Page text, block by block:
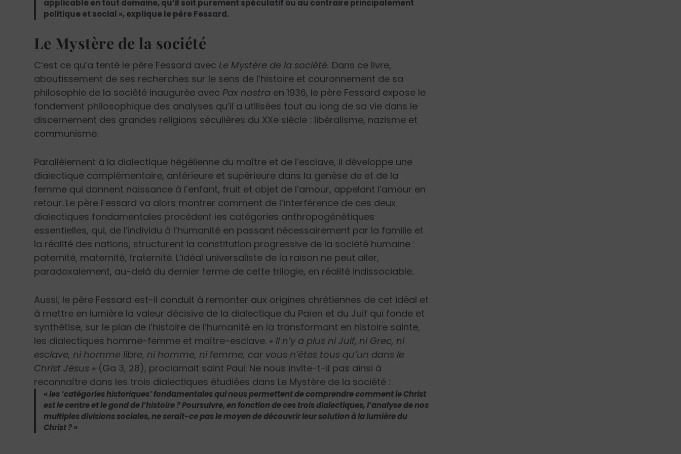
applicable en tout domaine, qu’il soit purement spéculatif ou au contraire principalement
politique et social », explique le père Fessard.
Le Mystère de la société
C’est ce qu’a tenté le père Fessard avec Le Mystère de la société. Dans ce livre,
aboutissement de ses recherches sur le sens de l’histoire et couronnement de sa
philosophie de la société inaugurée avec Pax nostra en 1936, le père Fessard expose le
fondement philosophique des analyses qu’il a utilisées tout au long de sa vie dans le
discernement des grandes religions séculières du XXe siècle : libéralisme, nazisme et
communisme.
Parallèlement à la dialectique hégélienne du maître et de l’esclave, il développe une
dialectique complémentaire, antérieure et supérieure dans la genèse de et de la
femme qui donnent naissance à l’enfant, fruit et objet de l’amour, appelant l’amour en
retour. Le père Fessard va alors montrer comment de l’interférence de ces deux
dialectiques fondamentales procèdent les catégories anthropogénétiques
essentielles, qui, de l’individu à l’humanité en passant nécessairement par la famille et
la réalité des nations, structurent la constitution progressive de la société humaine :
paternité, maternité, fraternité. L’idéal universaliste de la raison ne peut aller,
paradoxalement, au-delà du dernier terme de cette trilogie, en réalité indissociable.
Aussi, le père Fessard est-il conduit à remonter aux origines chrétiennes de cet idéal et
à mettre en lumière la valeur décisive de la dialectique du Païen et du Juif qui fonde et
synthétise, sur le plan de l’histoire de l’humanité en la transformant en histoire sainte,
les dialectiques homme-femme et maître-esclave. « Il n’y a plus ni Juif, ni Grec, ni
esclave, ni homme libre, ni homme, ni femme, car vous n’êtes tous qu’un dans le
Christ Jésus » (Ga 3, 28), proclamait saint Paul. Ne nous invite-t-il pas ainsi à
reconnaître dans les trois dialectiques étudiées dans Le Mystère de la société :
« les ‘catégories historiques’ fondamentales qui nous permettent de comprendre comment le Christ
est le centre et le gond de l’histoire ? Poursuivre, en fonction de ces trois dialectiques, l’analyse de nos
multiples divisions sociales, ne serait-ce pas le moyen de découvrir leur solution à la lumière du
Christ ? »